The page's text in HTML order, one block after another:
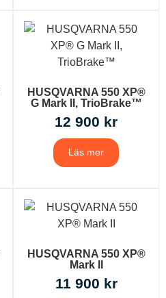
HUSQVARNA 550 XP®
G Mark II, TrioBrake™
12 900 kr
Läs mer
HUSQVARNA 550 XP®
Mark II
11 900 kr